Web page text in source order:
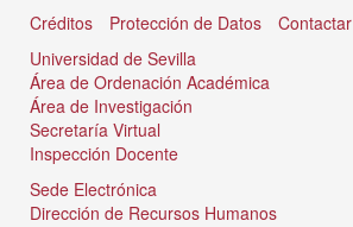
Créditos
Protección de Datos
Contactar
Universidad de Sevilla
Área de Ordenación Académica
Área de Investigación
Secretaría Virtual
Inspección Docente
Sede Electrónica
Dirección de Recursos Humanos